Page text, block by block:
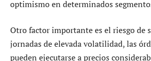
optimismo en determinados
Otro factor importante es el riesgo de
jornadas de elevada volatilidad, las
pueden ejecutarse a precios